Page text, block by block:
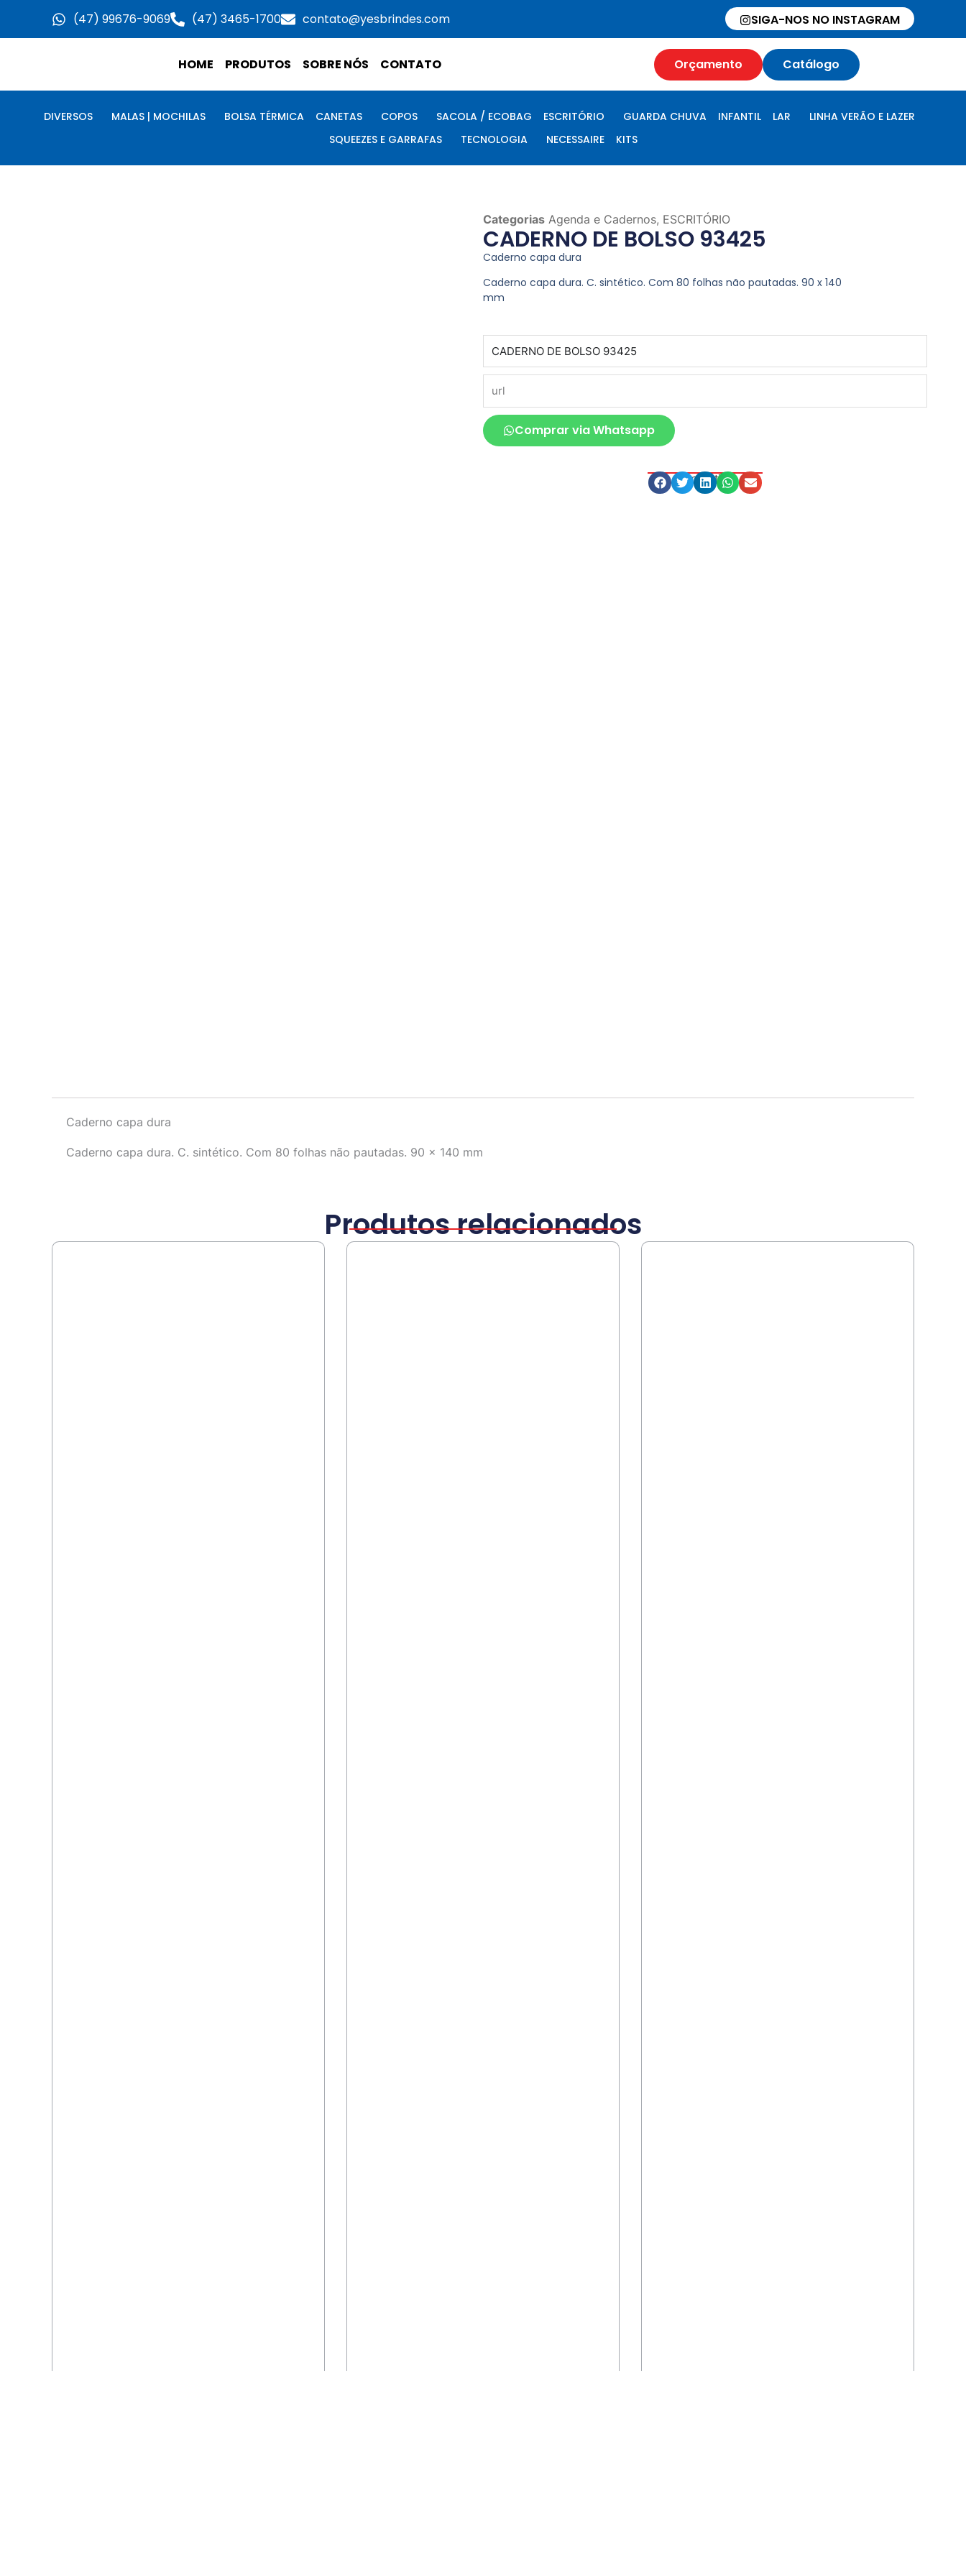
(47) 99676-9069 (47) 3465-1700 contato@yesbrindes.com SIGA-NOS NO INSTAGRAM
HOME PRODUTOS SOBRE NÓS CONTATO Orçamento Catálogo
DIVERSOS MALAS | MOCHILAS BOLSA TÉRMICA CANETAS COPOS SACOLA / ECOBAG ESCRITÓRIO GUARDA CHUVA INFANTIL LAR
LINHA VERÃO E LAZER
SQUEEZES E GARRAFAS
TECNOLOGIA NECESSAIRE KITS
Categorias Agenda e Cadernos, ESCRITÓRIO
CADERNO DE BOLSO 93425
Caderno capa dura
Caderno capa dura. C. sintético. Com 80 folhas não pautadas. 90 x 140
mm
Comprar via Whatsapp
Compartilhe
Caderno capa dura
Caderno capa dura. C. sintético. Com 80 folhas não pautadas. 90 x 140 mm
Produtos relacionados